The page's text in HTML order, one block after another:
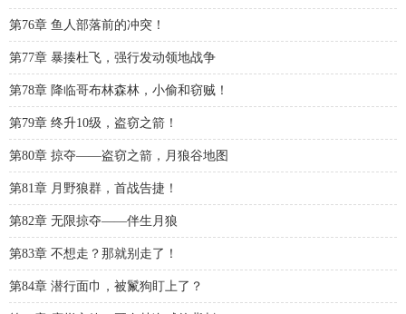
第76章 鱼人部落前的冲突！
第77章 暴揍杜飞，强行发动领地战争
第78章 降临哥布林森林，小偷和窃贼！
第79章 终升10级，盗窃之箭！
第80章 掠夺——盗窃之箭，月狼谷地图
第81章 月野狼群，首战告捷！
第82章 无限掠夺——伴生月狼
第83章 不想走？那就别走了！
第84章 潜行面巾，被鬣狗盯上了？